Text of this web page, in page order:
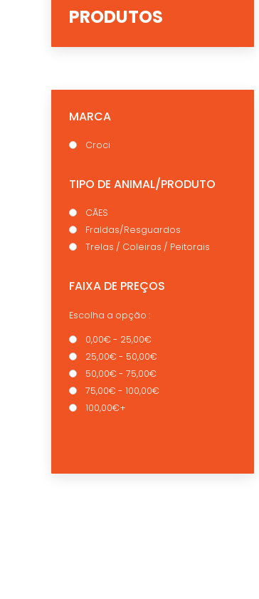
PRODUTOS
MARCA
Croci
TIPO DE ANIMAL/PRODUTO
CÃES
Fraldas/Resguardos
Trelas / Coleiras / Peitorais
FAIXA DE PREÇOS
Escolha a opção :
0,00€ - 25,00€
25,00€ - 50,00€
50,00€ - 75,00€
75,00€ - 100,00€
100,00€+